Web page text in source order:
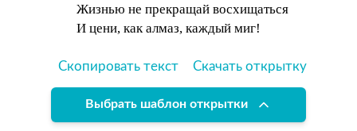
Жизнью не прекращай восхищаться
И цени, как алмаз, каждый миг!
Скопировать текст Скачать открытку
Выбрать шаблон открытки